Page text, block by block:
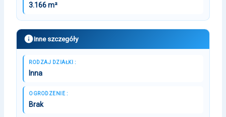
3.166 m²
Inne szczegóły
RODZAJ DZIAŁKI :
Inna
OGRODZENIE :
Brak